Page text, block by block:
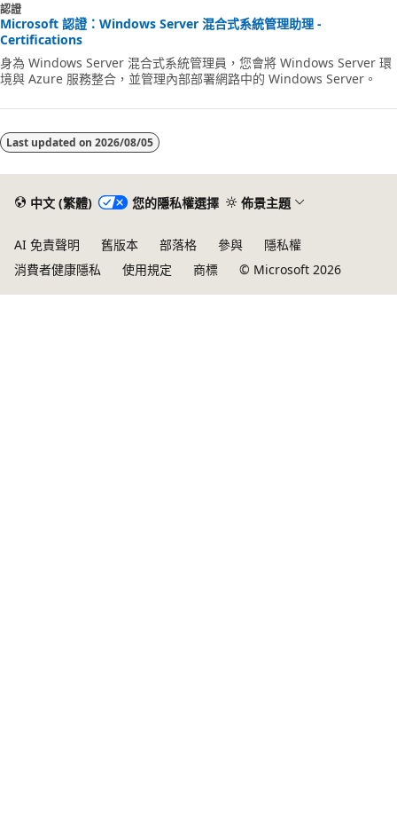
認證
Microsoft 認證：Windows Server 混合式系統管理助理 -
Certifications
身為 Windows Server 混合式系統管理員，您會將 Windows Server 環
境與 Azure 服務整合，並管理內部部署網路中的 Windows Server。
Last updated on 2026/08/05
中文 (繁體) 您的隱私權選擇 佈景主題
AI 免責聲明 舊版本 部落格 參與
隱私權
消費者健康隱私
使用規定 商標 © Microsoft 2026